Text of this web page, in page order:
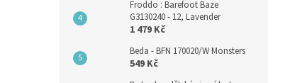
Froddo : Barefoot Baze
G3130240 - 12, Lavender
1 479 Kč
Beda - BFN 170020/W Monsters
549 Kč